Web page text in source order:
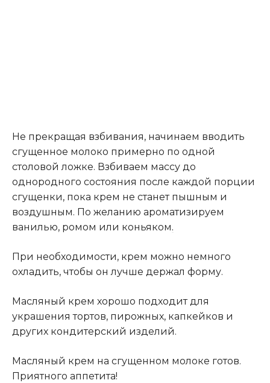
Не прекращая взбивания, начинаем вводить
сгущенное молоко примерно по одной
столовой ложке. Взбиваем массу до
однородного состояния после каждой порции
сгущенки, пока крем не станет пышным и
воздушным. По желанию ароматизируем
ванилью, ромом или коньяком.
При необходимости, крем можно немного
охладить, чтобы он лучше держал форму.
Масляный крем хорошо подходит для
украшения тортов, пирожных, капкейков и
других кондитерский изделий.
Масляный крем на сгущенном молоке готов.
Приятного аппетита!